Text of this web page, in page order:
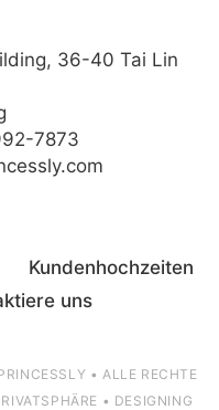
36-40 Tai Lin
7873
Kundenhochzeiten
uns
• ALLE RECHTE
• DESIGNING